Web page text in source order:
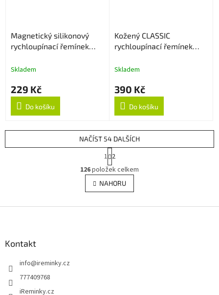
Magnetický silikonový
rychloupínací řemínek
Skladem
229 Kč
Do košíku
Kožený CLASSIC
rychloupínací řemínek
Skladem
390 Kč
Do košíku
O
v
l
á
NAČÍST 54 DALŠÍCH
t
r
á
n
k
v
1 2
126položek celkem
NAHORU
Kontakt
info@ireminky.cz
777409768
iReminky.cz